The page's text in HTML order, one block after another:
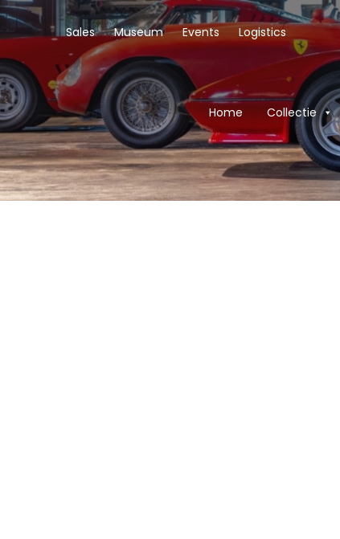
Sales Museum Events Logistics
Home Collectie